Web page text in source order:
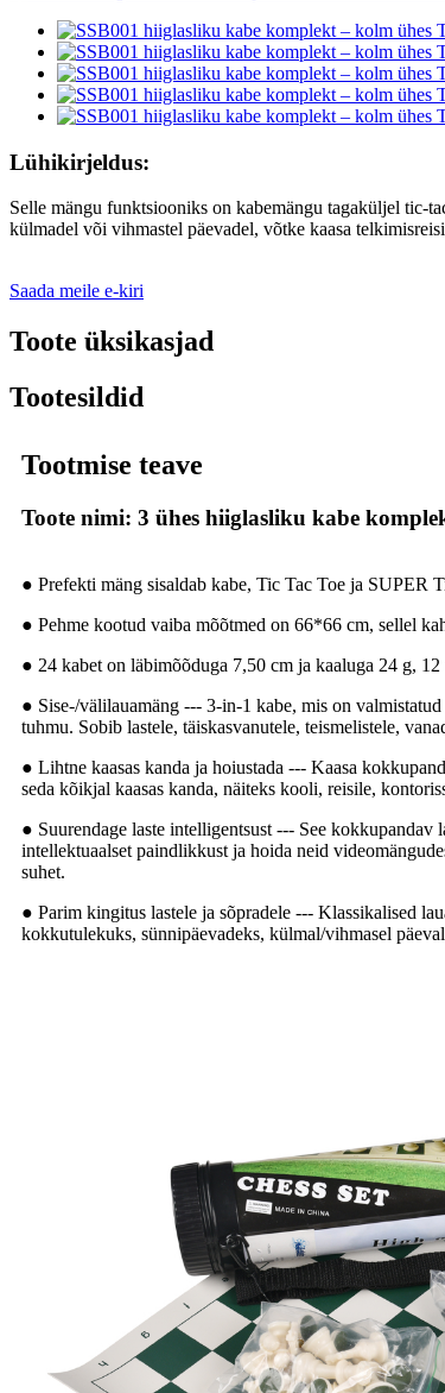
Lühikirjeldus:
Selle mängu funktsiooniks on kabemängu tagaküljel tic-
külmadel või vihmastel päevadel, võtke kaasa
Saada meile e-kiri
Toote üksikasjad
Tootesildid
Tootmise teave
Toote nimi: 3 ühes hiiglasliku kabe
● Prefekti mäng sisaldab kabe, Tic Tac Toe ja SUPER
● Pehme kootud vaiba mõõtmed on 66*66 cm, sellel
● 24 kabet on läbimõõduga 7,50 cm ja kaaluga 24 g,
● Sise-/välilauamäng --- 3-in-1 kabe, mis on
tuhmu. Sobib lastele, täiskasvanutele, teismelistele,
● Lihtne kaasas kanda ja hoiustada --- Kaasa
seda kõikjal kaasas kanda, näiteks kooli, reisile,
● Suurendage laste intelligentsust --- See kokkupandav
intellektuaalset paindlikkust ja hoida neid
suhet.
● Parim kingitus lastele ja sõpradele --- Klassikalised
kokkutulekuks, sünnipäevadeks, külmal/vihmasel